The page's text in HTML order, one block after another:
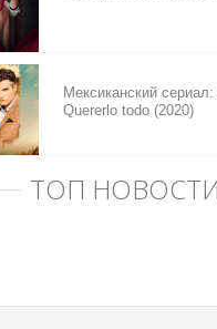
Мексиканский
Quererlo todo (2020)
ТОП НОВОСТИ